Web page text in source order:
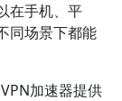
在手机、平
同场景下都能
加速器提供